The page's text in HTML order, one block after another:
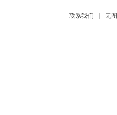
联系我们 | 无